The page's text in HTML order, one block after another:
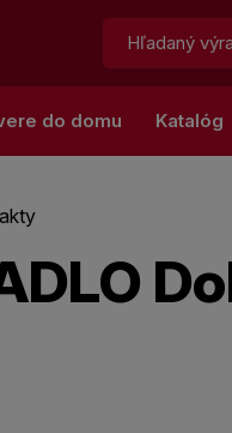
Hľadať:
do domu Katalóg